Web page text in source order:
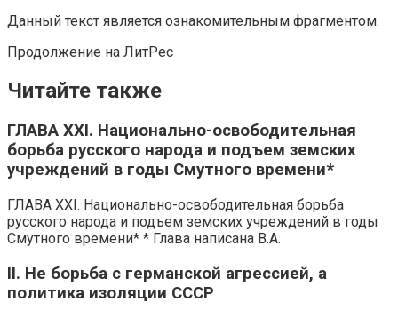
Данный текст является ознакомительным фрагментом.
Продолжение на ЛитРес
Читайте также
ГЛАВА XXI. Национально-освободительная
борьба русского народа и подъем земских
учреждений в годы Смутного времени*
ГЛАВА XXI. Национально-освободительная борьба
русского народа и подъем земских учреждений в годы
Смутного времени* * Глава написана В.А.
II. Не борьба с германской агрессией, а
политика изоляции СССР